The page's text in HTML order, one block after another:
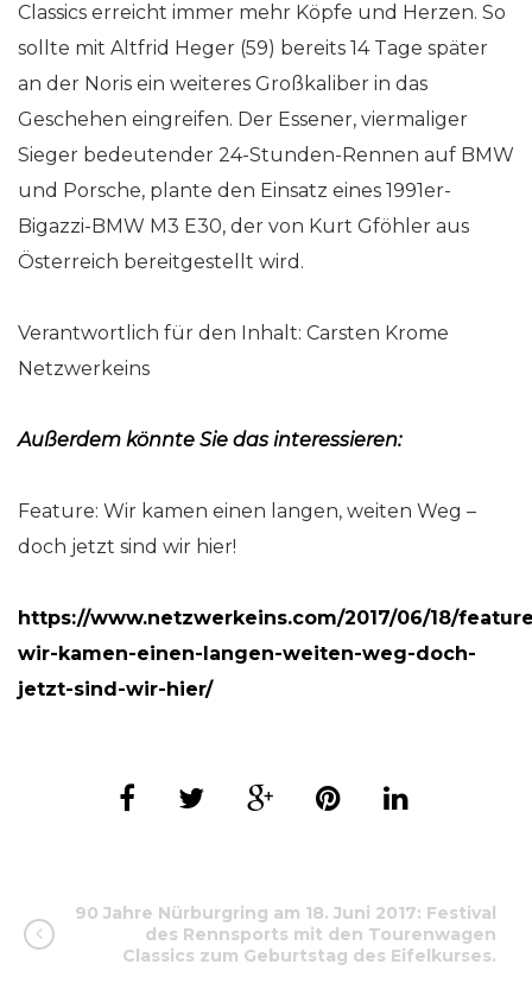
Classics erreicht immer mehr Köpfe und Herzen. So
sollte mit Altfrid Heger (59) bereits 14 Tage später
an der Noris ein weiteres Großkaliber in das
Geschehen eingreifen. Der Essener, viermaliger
Sieger bedeutender 24-Stunden-Rennen auf BMW
und Porsche, plante den Einsatz eines 1991er-
Bigazzi-BMW M3 E30, der von Kurt Gföhler aus
Österreich bereitgestellt wird.
Verantwortlich für den Inhalt: Carsten Krome
Netzwerkeins
Außerdem könnte Sie das interessieren:
Feature: Wir kamen einen langen, weiten Weg –
doch jetzt sind wir hier!
https://www.netzwerkeins.com/2017/06/18/
wir-kamen-einen-langen-weiten-weg-doch-
jetzt-sind-wir-hier/
90 Jahre Nürburgring am 18. Juni 2017: Festival
des Rennsports mit den Tourenwagen
Classics zum Geburtstag des Eifelkurses.